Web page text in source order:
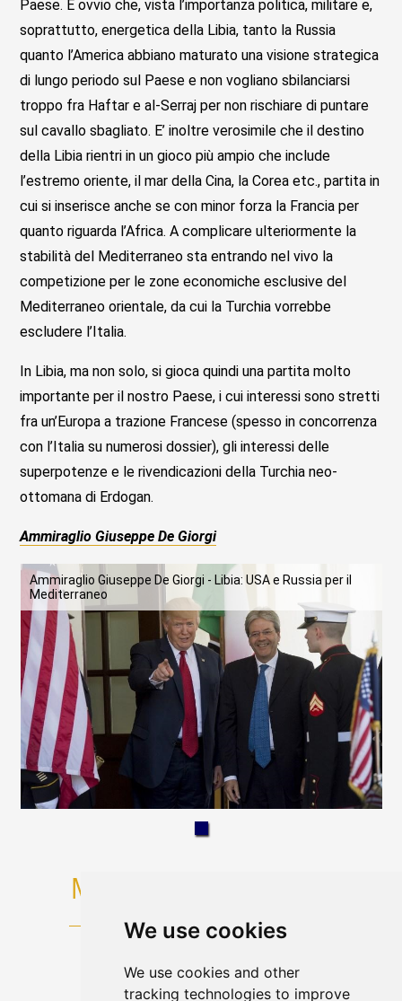
We use cookies
We use cookies and other
tracking technologies to improve
Paese. È ovvio che, vista l’importanza politica, militare e,
soprattutto, energetica della Libia, tanto la Russia
quanto l’America abbiano maturato una visione strategica
di lungo periodo sul Paese e non vogliano sbilanciarsi
troppo fra Haftar e al-Serraj per non rischiare di puntare
sul cavallo sbagliato. E’ inoltre verosimile che il destino
della Libia rientri in un gioco più ampio che include
l’estremo oriente, il mar della Cina, la Corea etc., partita in
cui si inserisce anche se con minor forza la Francia per
quanto riguarda l’Africa. A complicare ulteriormente la
stabilità del Mediterraneo sta entrando nel vivo la
competizione per le zone economiche esclusive del
Mediterraneo orientale, da cui la Turchia vorrebbe
escludere l’Italia.
In Libia, ma non solo, si gioca quindi una partita molto
importante per il nostro Paese, i cui interessi sono stretti
fra un’Europa a trazione Francese (spesso in concorrenza
con l’Italia su numerosi dossier), gli interessi delle
superpotenze e le rivendicazioni della Turchia neo-
ottomana di Erdogan.
Ammiraglio Giuseppe De Giorgi
Ammiraglio Giuseppe De Giorgi - Libia: USA e Russia per il
Mediterraneo